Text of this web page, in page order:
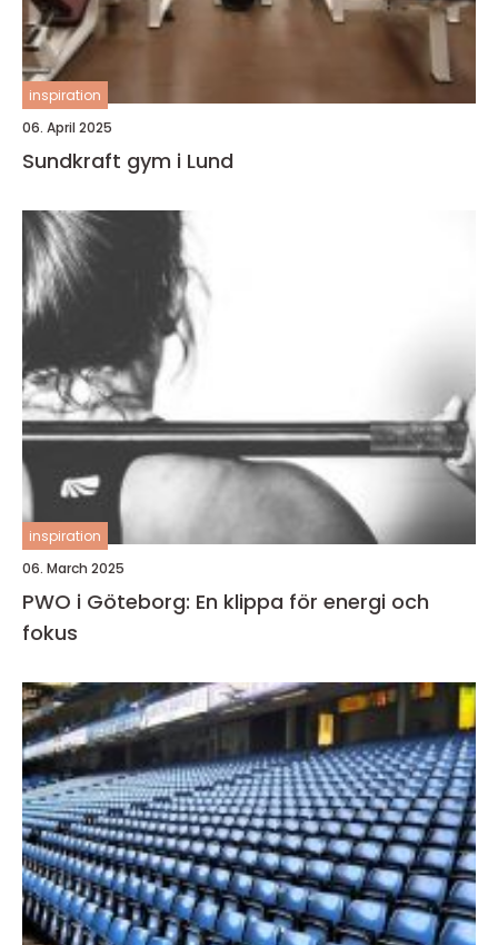
inspiration
06. April 2025
Sundkraft gym i Lund
inspiration
06. March 2025
PWO i Göteborg: En klippa för energi och
fokus